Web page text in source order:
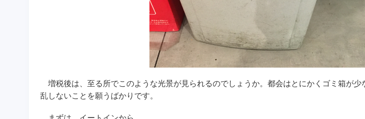
増税後は、至る所でこのような光景が見られるのでしょうか。都会はとにかくゴミ箱が少
乱しないことを願うばかりです。